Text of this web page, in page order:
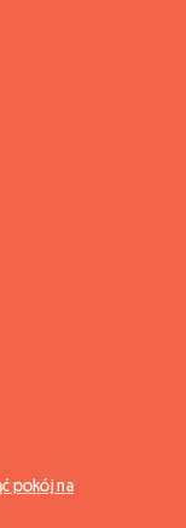
pokój na